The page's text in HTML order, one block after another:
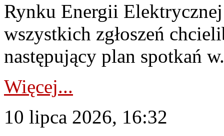
Rynku Energii
wszystkich zgłoszeń
następujący plan spotkań
Więcej...
10 lipca 2026, 16:32